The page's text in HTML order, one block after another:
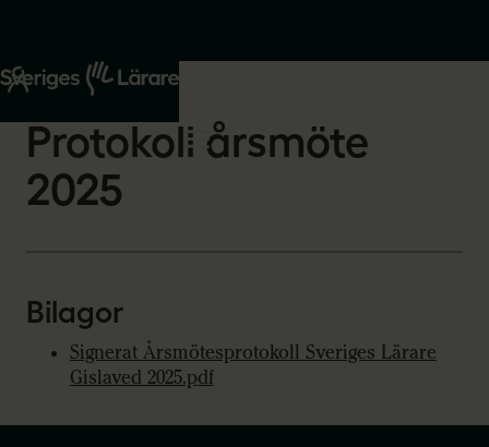
Start
Om oss
2026-03-04
Protokoll årsmöte
2025
Bilagor
Signerat Årsmötesprotokoll Sveriges Lärare
Gislaved 2025.pdf